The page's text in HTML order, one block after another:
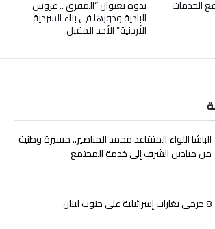
ندوة بعنوان “المفرق .. عروس
البادية ودورها في بناء السردية
الأردنية” الأحد المقبل
الخدمات
الباشا اللواء المتقاعد محمد المناصير.. مسيرة وطنية
من ميادين الشرف إلى خدمة المجتمع
8 جرحى بغارات إسرائيلية على جنوب لبنان